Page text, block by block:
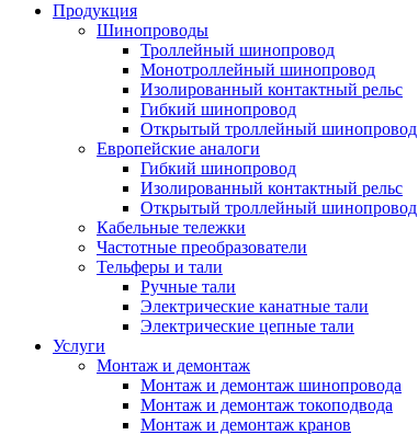
Продукция
Шинопроводы
Троллейный шинопровод
Монотроллейный шинопровод
Изолированный контактный рельс
Гибкий шинопровод
Открытый троллейный шинопровод
Европейские аналоги
Гибкий шинопровод
Изолированный контактный рельс
Открытый троллейный шинопровод
Кабельные тележки
Частотные преобразователи
Тельферы и тали
Ручные тали
Электрические канатные тали
Электрические цепные тали
Услуги
Монтаж и демонтаж
Монтаж и демонтаж шинопровода
Монтаж и демонтаж токоподвода
Монтаж и демонтаж кранов